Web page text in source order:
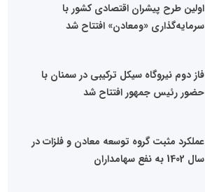
اولین طرح پیشران اقتصادی کشور با
سرمایه‌گذاری «ومعادن» افتتاح شد
فاز دوم نیروگاه سیکل ترکیبی در سمنان با
حضور رئیس جمهور افتتاح شد
عملکرد مثبت گروه توسعه معادن و فلزات در
سال 1402 به نفع سهامداران